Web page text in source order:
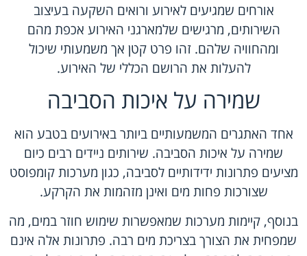
אורחים שמגיעים לאירוע ורואים השקעה בעיצוב
השירותים, מרגישים שלמארגני האירוע אכפת מהם
ומהחוויה שלהם. זהו פרט קטן אך משמעותי שיכול
להעלות את הרושם הכללי של האירוע.
שמירה על איכות הסביבה
אחד האתגרים המשמעותיים ביותר באירועים בטבע הוא
שמירה על איכות הסביבה. שירותים ניידים רבים כיום
מציעים פתרונות ידידותיים לסביבה, כגון מערכות קומפוסט
שצורכות פחות מים ואינן מזהמות את הקרקע.
בנוסף, קיימות מערכות שמאפשרות שימוש חוזר במים, מה
שמפחית את הצורך בצריכת מים רבה. פתרונות אלה אינם